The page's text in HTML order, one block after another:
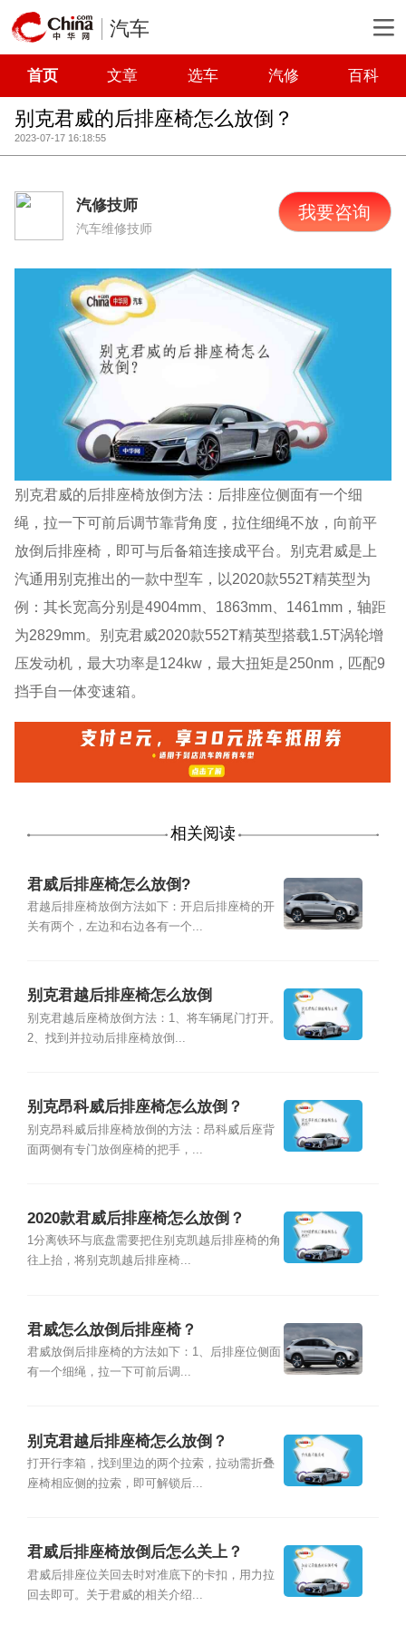
汽车
首页 文章 选车 汽修 百科
别克君威的后排座椅怎么放倒？
2023-07-17 16:18:55
汽修技师
汽车维修技师
我要咨询
别克君威的后排座椅放倒方法：后排座位侧面有一个细
绳，拉一下可前后调节靠背角度，拉住细绳不放，向前平
放倒后排座椅，即可与后备箱连接成平台。别克君威是上
汽通用别克推出的一款中型车，以2020款552T精英型为
例：其长宽高分别是4904mm、1863mm、1461mm，轴距
为2829mm。别克君威2020款552T精英型搭载1.5T涡轮增
压发动机，最大功率是124kw，最大扭矩是250nm，匹配9
挡手自一体变速箱。
相关阅读
君威后排座椅怎么放倒?
君越后排座椅放倒方法如下：开启后排座椅的开
关有两个，左边和右边各有一个...
别克君越后排座椅怎么放倒
别克君越后座椅放倒方法：1、将车辆尾门打开。
2、找到并拉动后排座椅放倒...
别克昂科威后排座椅怎么放倒？
别克昂科威后排座椅放倒的方法：昂科威后座背
面两侧有专门放倒座椅的把手，...
2020款君威后排座椅怎么放倒？
1分离铁环与底盘需要把住别克凯越后排座椅的角
往上抬，将别克凯越后排座椅...
君威怎么放倒后排座椅？
君威放倒后排座椅的方法如下：1、后排座位侧面
有一个细绳，拉一下可前后调...
别克君越后排座椅怎么放倒？
打开行李箱，找到里边的两个拉索，拉动需折叠
座椅相应侧的拉索，即可解锁后...
君威后排座椅放倒后怎么关上？
君威后排座位关回去时对准底下的卡扣，用力拉
回去即可。关于君威的相关介绍...